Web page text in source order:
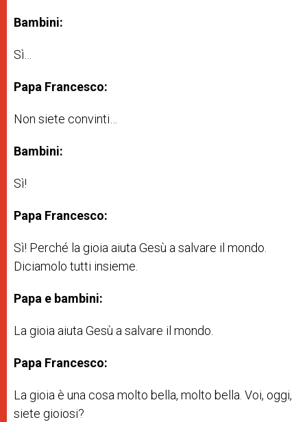
Bambini:
Sì…
Papa Francesco:
Non siete convinti…
Bambini:
Sì!
Papa Francesco:
Sì! Perché la gioia aiuta Gesù a salvare il mondo.
Diciamolo tutti insieme.
Papa e bambini:
La gioia aiuta Gesù a salvare il mondo.
Papa Francesco:
La gioia è una cosa molto bella, molto bella. Voi, oggi,
siete gioiosi?